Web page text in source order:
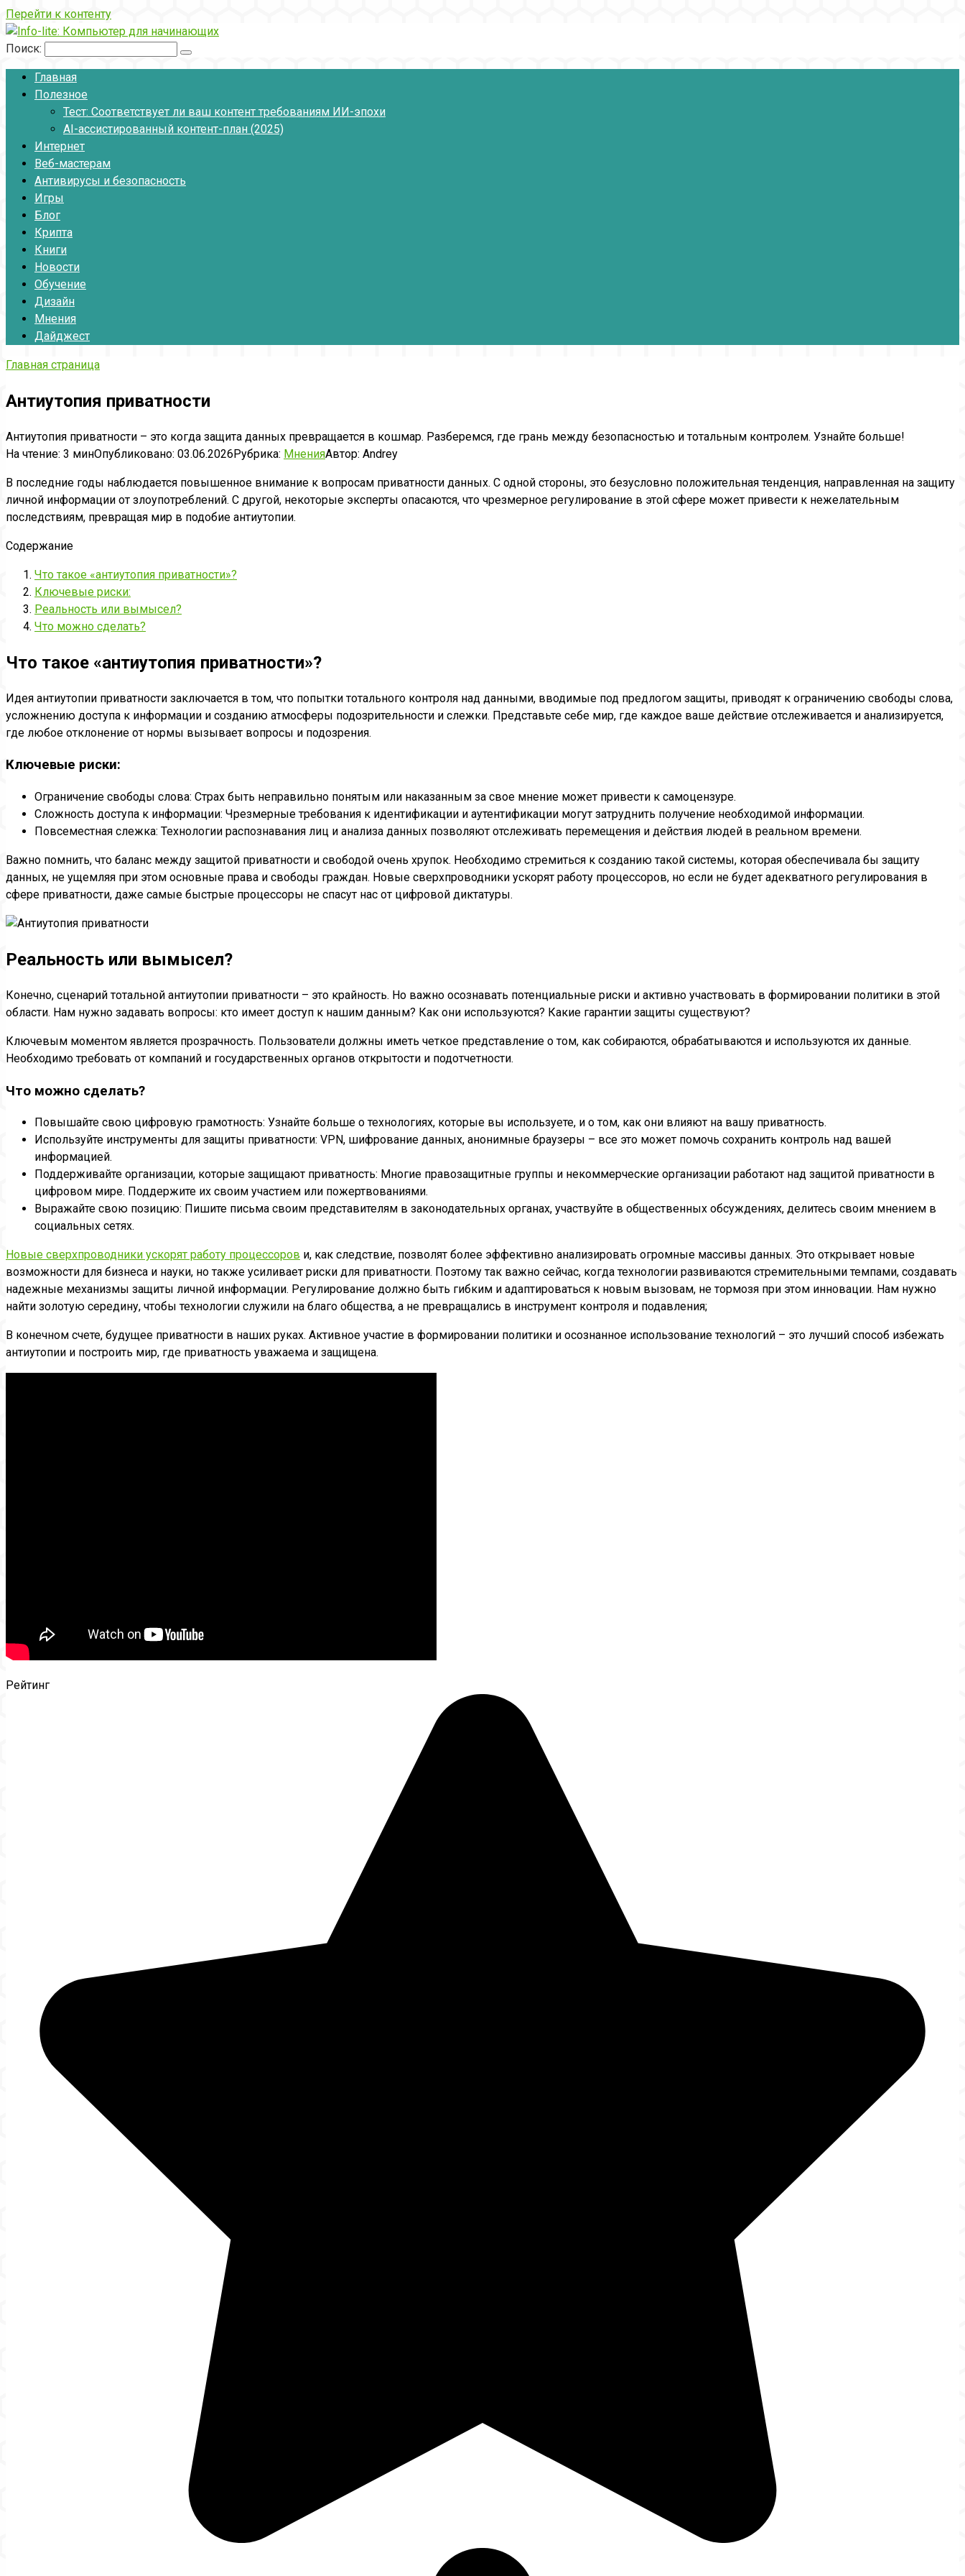
Перейти к контенту
Поиск:
Главная
Полезное
Тест: Соответствует ли ваш контент требованиям ИИ-эпохи
AI-ассистированный контент-план (2025)
Интернет
Веб-мастерам
Антивирусы и безопасность
Игры
Блог
Крипта
Книги
Новости
Обучение
Дизайн
Мнения
Дайджест
Главная страница
Антиутопия приватности
Антиутопия приватности – это когда защита данных превращается в кошмар. Разберемся, где грань между безопасностью и тотальным контролем. Узнайте больше!
На чтение: 3 минОпубликовано: 03.06.2026Рубрика: МненияАвтор: Andrey
В последние годы наблюдается повышенное внимание к вопросам приватности данных. С одной стороны, это безусловно положительная тенденция, направленная на защиту
личной информации от злоупотреблений. С другой, некоторые эксперты опасаются, что чрезмерное регулирование в этой сфере может привести к нежелательным
последствиям, превращая мир в подобие антиутопии.
Содержание
Что такое «антиутопия приватности»?
Ключевые риски:
Реальность или вымысел?
Что можно сделать?
Что такое «антиутопия приватности»?
Идея антиутопии приватности заключается в том, что попытки тотального контроля над данными, вводимые под предлогом защиты, приводят к ограничению свободы слова,
усложнению доступа к информации и созданию атмосферы подозрительности и слежки. Представьте себе мир, где каждое ваше действие отслеживается и анализируется,
где любое отклонение от нормы вызывает вопросы и подозрения.
Ключевые риски:
Ограничение свободы слова: Страх быть неправильно понятым или наказанным за свое мнение может привести к самоцензуре.
Сложность доступа к информации: Чрезмерные требования к идентификации и аутентификации могут затруднить получение необходимой информации.
Повсеместная слежка: Технологии распознавания лиц и анализа данных позволяют отслеживать перемещения и действия людей в реальном времени.
Важно помнить, что баланс между защитой приватности и свободой очень хрупок. Необходимо стремиться к созданию такой системы, которая обеспечивала бы защиту
данных, не ущемляя при этом основные права и свободы граждан. Новые сверхпроводники ускорят работу процессоров, но если не будет адекватного регулирования в
сфере приватности, даже самые быстрые процессоры не спасут нас от цифровой диктатуры.
Реальность или вымысел?
Конечно, сценарий тотальной антиутопии приватности – это крайность. Но важно осознавать потенциальные риски и активно участвовать в формировании политики в этой
области. Нам нужно задавать вопросы: кто имеет доступ к нашим данным? Как они используются? Какие гарантии защиты существуют?
Ключевым моментом является прозрачность. Пользователи должны иметь четкое представление о том, как собираются, обрабатываются и используются их данные.
Необходимо требовать от компаний и государственных органов открытости и подотчетности.
Что можно сделать?
Повышайте свою цифровую грамотность: Узнайте больше о технологиях, которые вы используете, и о том, как они влияют на вашу приватность.
Используйте инструменты для защиты приватности: VPN, шифрование данных, анонимные браузеры – все это может помочь сохранить контроль над вашей
информацией.
Поддерживайте организации, которые защищают приватность: Многие правозащитные группы и некоммерческие организации работают над защитой приватности в
цифровом мире. Поддержите их своим участием или пожертвованиями.
Выражайте свою позицию: Пишите письма своим представителям в законодательных органах, участвуйте в общественных обсуждениях, делитесь своим мнением в
социальных сетях.
Новые сверхпроводники ускорят работу процессоров и, как следствие, позволят более эффективно анализировать огромные массивы данных. Это открывает новые
возможности для бизнеса и науки, но также усиливает риски для приватности. Поэтому так важно сейчас, когда технологии развиваются стремительными темпами, создавать
надежные механизмы защиты личной информации. Регулирование должно быть гибким и адаптироваться к новым вызовам, не тормозя при этом инновации. Нам нужно
найти золотую середину, чтобы технологии служили на благо общества, а не превращались в инструмент контроля и подавления;
В конечном счете, будущее приватности в наших руках. Активное участие в формировании политики и осознанное использование технологий – это лучший способ избежать
антиутопии и построить мир, где приватность уважаема и защищена.
Рейтинг